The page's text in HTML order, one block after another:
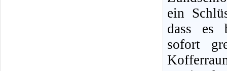
ein
dass es
sofort